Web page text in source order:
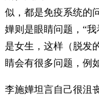
似，都是免疫系统的
嬅则是眼睛问题，“我
是女生，这样（脱发
睛会有很多问题，例
李施嬅坦言自己很沮